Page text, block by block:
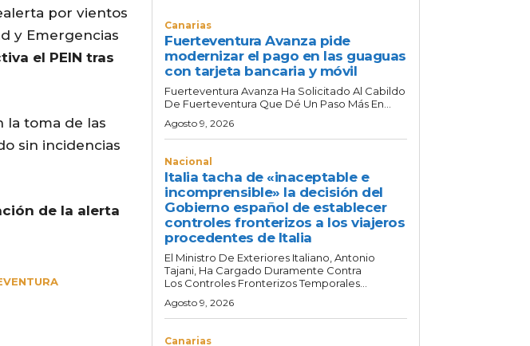
por vientos
y Emergencias
el PEIN tras
la toma de las
sin incidencias
de la alerta
Canarias
Fuerteventura Avanza pide
modernizar el pago en las guaguas
con tarjeta bancaria y móvil
Fuerteventura Avanza Ha Solicitado Al Cabildo
De Fuerteventura Que Dé Un Paso Más En...
Agosto 9, 2026
Nacional
Italia tacha de «inaceptable e
incomprensible» la decisión del
Gobierno español de establecer
controles fronterizos a los viajeros
procedentes de Italia
El Ministro De Exteriores Italiano, Antonio
Tajani, Ha Cargado Duramente Contra
Los Controles Fronterizos Temporales...
Agosto 9, 2026
Canarias